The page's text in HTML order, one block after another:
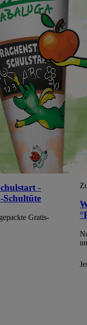
-
Schultüte
Gratis-